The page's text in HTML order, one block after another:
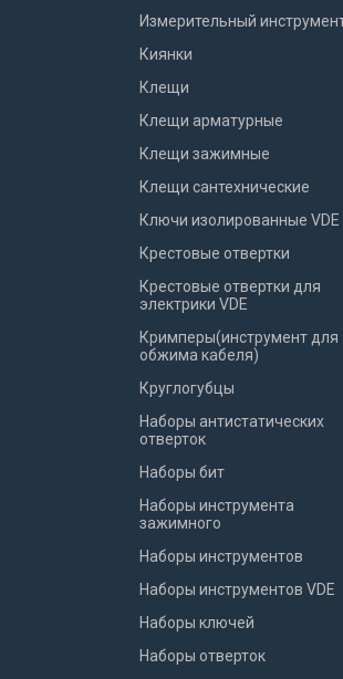
Измерительный
Киянки
Клещи
Клещи арматурные
Клещи зажимные
Клещи сантехнические
Ключи изолированные VDE
Крестовые отвертки
Крестовые отвертки для
электрики VDE
Кримперы(инструмент для
обжима кабеля)
Круглогубцы
Наборы антистатических
отверток
Наборы бит
Наборы инструмента
зажимного
Наборы инструментов
Наборы инструментов VDE
Наборы ключей
Наборы отверток